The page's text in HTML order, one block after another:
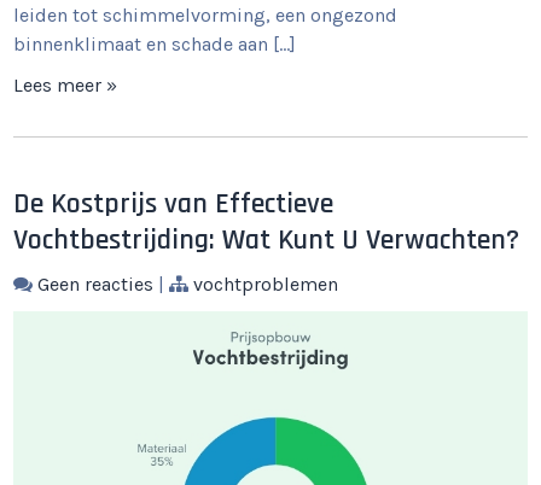
leiden tot schimmelvorming, een ongezond
binnenklimaat en schade aan […]
Lees meer »
De Kostprijs van Effectieve
Vochtbestrijding: Wat Kunt U Verwachten?
Geen reacties | vochtproblemen